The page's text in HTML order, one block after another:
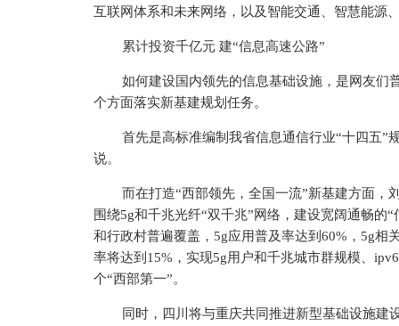
互联网体系和未来网络，以及智能交通、智慧能源
累计投资千亿元 建“信息高速公路”
如何建设国内领先的信息基础设施，是网友们
个方面落实新基建规划任务。
首先是高标准编制我省信息通信行业“十四五”
说。
而在打造“西部领先，全国一流”新基建方面，
围绕5g和千兆光纤“双千兆”网络，建设宽阔通畅的
和行政村普遍覆盖，5g应用普及率达到60%，5g相
率将达到15%，实现5g用户和千兆城市群规模、
个“西部第一”。
同时，四川将与重庆共同推进新型基础设施建